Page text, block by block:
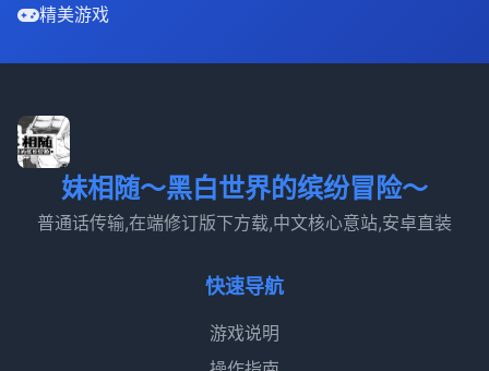
精美游戏
妹相随～黑白世界的缤纷冒险～
普通话传输,在端修订版下方载,中文核心意站,安卓直装
快速导航
游戏说明